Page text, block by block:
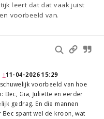
leert dat dat vaak juist
voorbeeld van.
↑11-04-2026 15:29
voorbeeld van hoe
Bec, Gia, Juliette en eerder
gedrag. En die mannen
Bec spant wel de kroon, wat